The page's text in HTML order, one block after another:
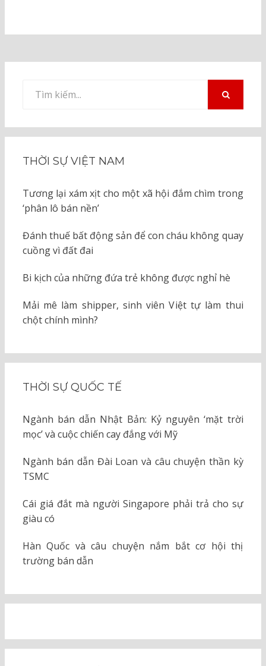
kiếm
THỜI SỰ VIỆT NAM
Tương lại xám xịt cho một xã hội đắm chìm trong
‘phân lô bán nền’
Đánh thuế bất động sản để con cháu không quay
cuồng vì đất đai
Bi kịch của những đứa trẻ không được nghỉ hè
Mải mê làm shipper, sinh viên Việt tự làm thui
chột chính mình?
THỜI SỰ QUỐC TẾ
Ngành bán dẫn Nhật Bản: Kỷ nguyên ‘mặt trời
mọc’ và cuộc chiến cay đắng với Mỹ
Ngành bán dẫn Đài Loan và câu chuyện thần kỳ
TSMC
Cái giá đắt mà người Singapore phải trả cho sự
giàu có
Hàn Quốc và câu chuyện nắm bắt cơ hội thị
trường bán dẫn